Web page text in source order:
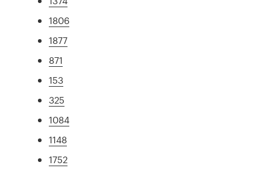
1806
1877
871
153
325
1084
1148
1752